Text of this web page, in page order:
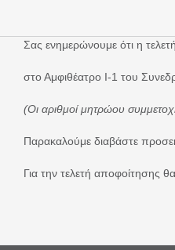
Σας ενημερώνουμε ότι η
στο Αμφιθέατρο Ι-1 του
(Οι αριθμοί μητρώου
Παρακαλούμε διαβάστε
Για την τελετή αποφοίτησης